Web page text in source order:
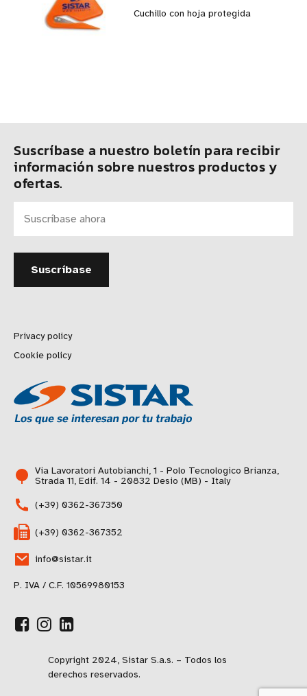
Cuchillo con hoja protegida
Suscríbase a nuestro boletín para recibir
información sobre nuestros productos y
ofertas.
Privacy policy
Cookie policy
Via Lavoratori Autobianchi, 1 - Polo Tecnologico Brianza,
Strada 11, Edif. 14 - 20832 Desio (MB) - Italy
(+39) 0362-367350
(+39) 0362-367352
info@sistar.it
P. IVA / C.F. 10569980153
Copyright 2024, Sistar S.a.s. – Todos los
derechos reservados.